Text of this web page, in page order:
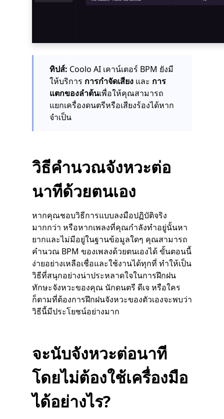
ทิปส์: Coolo AI เคาน์เตอร์ BPM ยังมี
ให้บริการ การกำจัดเสียง และ การ
แตกของลำต้นเพื่อให้คุณสามารถ
แยกเครื่องดนตรีหรือเสียงร้องได้หาก
จำเป็น
วิธีคำนวณจังหวะต่อ
นาทีด้วยตนเอง
หากคุณชอบวิธีการแบบลงมือปฏิบัติจริง
มากกว่า หรือหากเพลงที่คุณกำลังทำอยู่นั้นหา
ยากและไม่มีอยู่ในฐานข้อมูลใดๆ คุณสามารถ
คำนวณ BPM ของเพลงด้วยตนเองได้ ขั้นตอนนี้
ง่ายอย่างเหลือเชื่อและใช้งานได้ทุกที่ ทำให้เป็น
วิธีที่สนุกอย่างน่าประหลาดใจในการฝึกฝน
ทักษะจังหวะของคุณ นักดนตรี ดีเจ หรือใคร
ก็ตามที่ต้องการฝึกฝนจังหวะของตัวเองจะพบว่า
วิธีนี้มีประโยชน์อย่างมาก
จะนับจังหวะต่อนาที
โดยไม่ต้องใช้เครื่องมือ
ได้อย่างไร?